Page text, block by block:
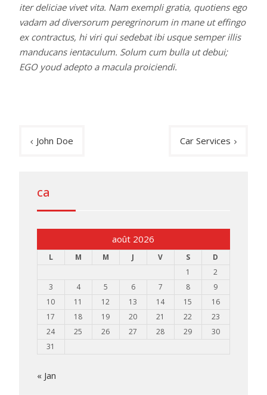
iter deliciae vivet vita. Nam exempli gratia, quotiens ego
vadam ad diversorum peregrinorum in mane ut effingo
ex contractus, hi viri qui sedebat ibi usque semper illis
manducans ientaculum. Solum cum bulla ut debui;
EGO youd adepto a macula proiciendi.
John Doe Car Services
ca
août 2026
L M M J V S
D
1
2
3
4 5 6 7 8
9
10
11 12 13 14 15
16
17
18 19 20 21 22
23
24
25 26 27 28 29
30
31
« Jan